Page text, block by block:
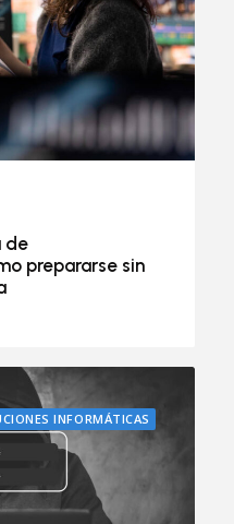
de
prepararse sin
INFORMÁTICAS